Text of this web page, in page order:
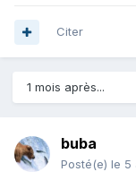
Citer
1 mois après...
buba
Posté(e) le 5